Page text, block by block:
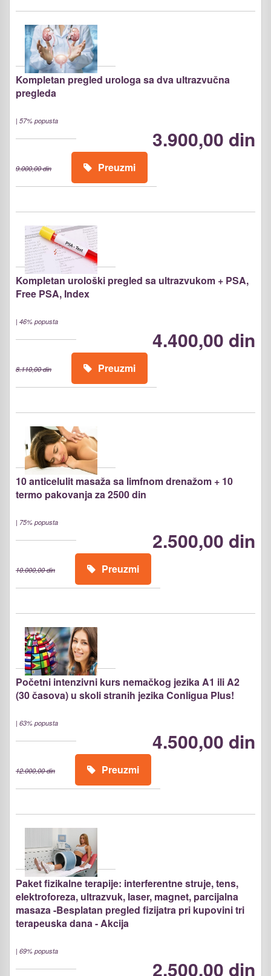
Kompletan pregled urologa sa dva ultrazvučna
pregleda
| 57% popusta
3.900,00 din
9.000,00 din Preuzmi
Kompletan urološki pregled sa ultrazvukom + PSA,
Free PSA, Index
| 46% popusta
4.400,00 din
8.110,00 din Preuzmi
10 anticelulit masaža sa limfnom drenažom + 10
termo pakovanja za 2500 din
| 75% popusta
2.500,00 din
10.000,00 din Preuzmi
Početni intenzivni kurs nemačkog jezika A1 ili A2
(30 časova) u skoli stranih jezika Conligua Plus!
| 63% popusta
4.500,00 din
12.000,00 din Preuzmi
Paket fizikalne terapije: interferentne struje, tens,
elektroforeza, ultrazvuk, laser, magnet, parcijalna
masaza -Besplatan pregled fizijatra pri kupovini tri
terapeuska dana - Akcija
| 69% popusta
2.500,00 din